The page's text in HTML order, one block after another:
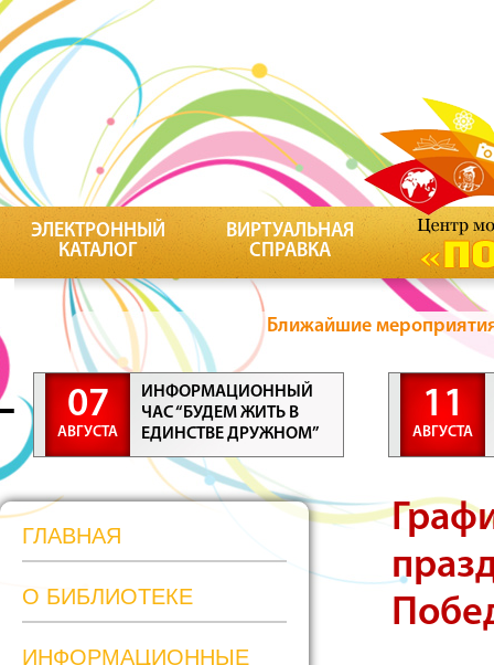
ЭЛЕКТРОННЫЙ
КАТАЛОГ
ВИРТУАЛЬНАЯ
СПРАВКА
Ближайшие
07
АВГУСТА
ИНФОРМАЦИОННЫЙ
ЧАС “БУДЕМ ЖИТЬ В
ЕДИНСТВЕ ДРУЖНОМ”
11
АВГУСТА
ГЛАВНАЯ
О БИБЛИОТЕКЕ
ИНФОРМАЦИОННЫЕ